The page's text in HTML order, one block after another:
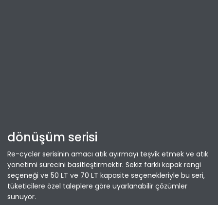
dönüşüm serisi
Re-cycler serisinin amacı atık ayırmayı teşvik etmek ve atık
yönetimi sürecini basitleştirmektir. Sekiz farklı kapak rengi
seçeneği ve 50 LT ve 70 LT kapasite seçenekleriyle bu seri,
tüketicilere özel taleplere göre uyarlanabilir çözümler
sunuyor.